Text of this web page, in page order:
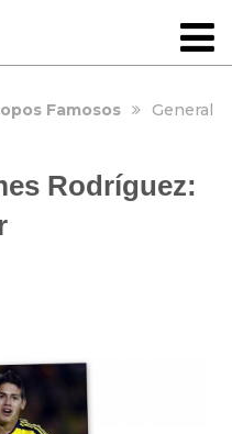
Famosos General
Rodríguez: